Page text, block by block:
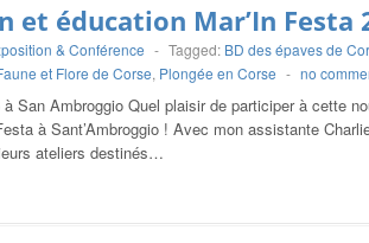
et éducation Mar’In Festa
& Conférence - Tagged: BD des épaves de
et Flore de Corse, Plongée en Corse - no
à San Ambroggio Quel plaisir de participer à cette
à Sant’Ambroggio ! Avec mon assistante
ateliers destinés…